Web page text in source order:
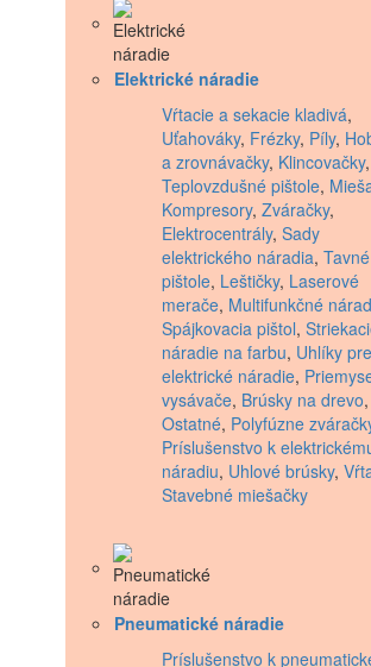
Elektrické náradie
Vŕtacie a sekacie kladivá,
Uťahováky, Frézky, Píly,
a zrovnávačky, Klincovačky,
Teplovzdušné pištole,
Kompresory, Zváračky,
Elektrocentrály, Sady
elektrického náradia, Tavné
pištole, Leštičky, Laserové
merače, Multifunkčné
Spájkovacia pištol,
náradie na farbu, Uhlíky pre
elektrické náradie,
vysávače, Brúsky na drevo,
Ostatné, Polyfúzne
Príslušenstvo k
náradiu, Uhlové brúsky,
Stavebné miešačky
Pneumatické náradie
Príslušenstvo k